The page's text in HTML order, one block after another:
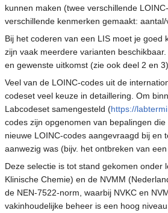
kunnen maken (twee verschillende
verschillende kenmerken gemaakt:
Bij het coderen van een LIS moet je
zijn vaak meerdere varianten
en gewenste uitkomst (zie ook deel 2 en
Veel van de LOINC-codes uit de
codeset veel keuze in detaillering. Om
Labcodeset samengesteld (https://
codes zijn opgenomen van bepalingen
nieuwe LOINC-codes aangevraagd bij en
aanwezig was (bijv. het ontbreken van
Deze selectie is tot stand gekomen onder
Klinische Chemie) en de NVMM
de NEN-7522-norm, waarbij NVKC en
vakinhoudelijke beheer is een hoog